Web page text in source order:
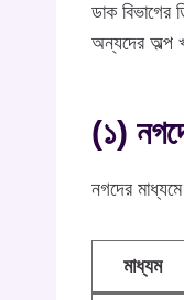
ডাক বিভাগের
অন্যদের অল্প
(১)
নগদের
মাধ্যম